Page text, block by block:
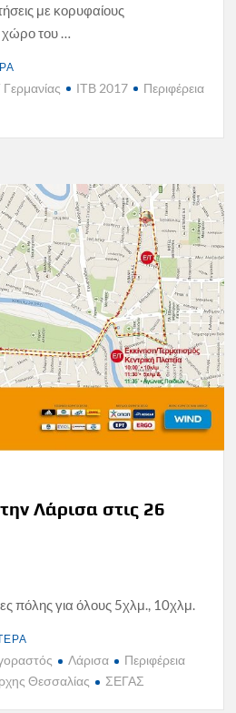
με κορυφαίους
του …
ΙΤΒ 2017
Περιφέρεια
Λάρισα στις 26
πόλης για όλους 5χλμ., 10χλμ.
Λάρισα
Περιφέρεια
Θεσσαλίας ΣΕΓΑΣ